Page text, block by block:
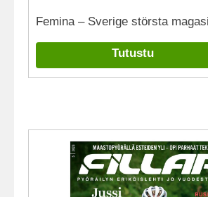
Femina – Sverige största
Tutustu